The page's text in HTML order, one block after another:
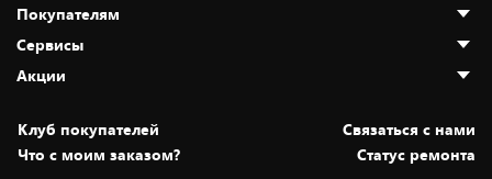
О нас
Адреса магазинов
Новости
Статьи и обзоры
Вакансии
Покупателям
Как сделать заказ
Оплата и доставка
Безналичный расчёт
Обмен и возврат товара
Сервисы
Установка техники
Для игровых консолей
Акции
Скидки и промокоды
Белорусские товары
Клуб покупателей
Cвязаться с нами
Что с моим заказом?
Статус ремонта